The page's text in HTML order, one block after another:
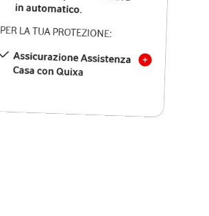
in automatico.
PER LA TUA PROTEZIONE:
Assicurazione Assistenza
Casa con Quixa